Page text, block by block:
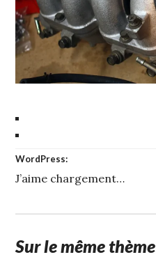
WordPress:
J’aime chargement…
Sur le même thème